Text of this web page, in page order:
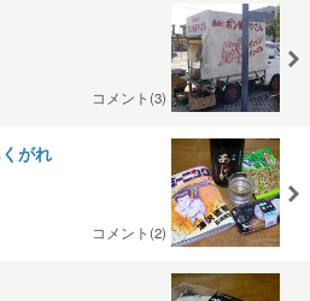
コメント(3)
がれ
コメント(2)